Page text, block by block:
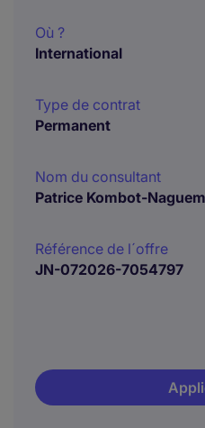
Où ?
International
Type de contrat
Permanent
Nom du consultant
Patrice Kombot-
Référence de l´offre
JN-072026-7054797